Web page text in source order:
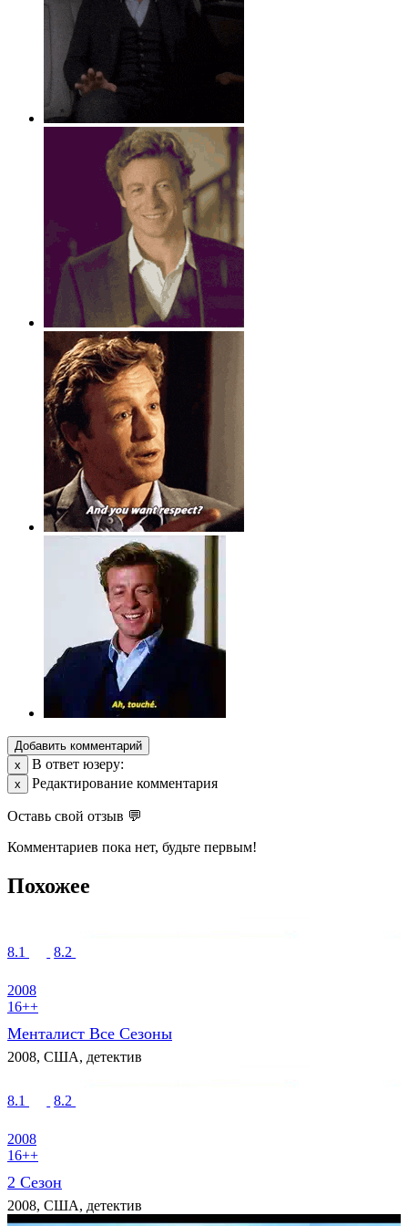
Добавить комментарий
х
В ответ юзеру:
х Редактирование комментария
Оставь свой отзыв 💬
Комментариев пока нет, будьте первым!
Похожее
8.1 8.2
2008
16++
Менталист Все Сезоны
2008, США, детектив
8.1 8.2
2008
16++
2 Сезон
2008, США, детектив